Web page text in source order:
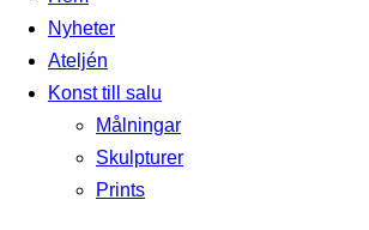
Nyheter
Ateljén
Konst till salu
Målningar
Skulpturer
Prints